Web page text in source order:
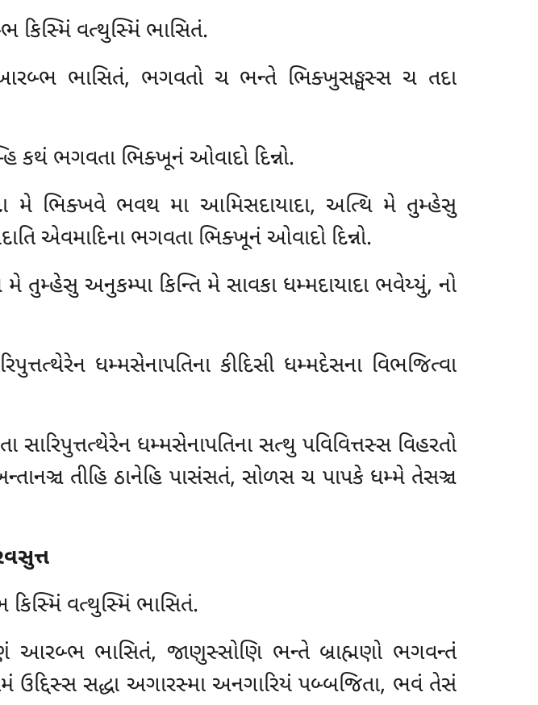
વત્થુસ્મિં ભાસિતં.
ભાસિતં, ભગવતો ચ ભન્તે ભિક્ખુસઙ્ઘસ્સ ચ તદા
કથં ભગવતા ભિક્ખૂનં ઓવાદો દિન્નો.
મે ભિક્ખવે ભવથ મા આમિસદાયાદા, અત્થિ મે તુમ્હેસુ
એવમાદિના ભગવતા ભિક્ખૂનં ઓવાદો દિન્નો.
અનુકમ્પા કિન્તિ મે સાવકા ધમ્મદાયાદા ભવેય્યું, નો
ધમ્મસેનાપતિના કીદિસી ધમ્મદેસના વિભજિત્વા
ધમ્મસેનાપતિના સત્થુ પવિવિત્તસ્સ વિહરતો
તીહિ ઠાનેહિ પાસંસતં, સોળસ ચ પાપકે ધમ્મે તેસઞ્ચ
વત્થુસ્મિં ભાસિતં.
આરબ્ભ ભાસિતં, જાણુસ્સોણિ ભન્તે બ્રાહ્મણો ભગવન્તં
ઉદ્દિસ્સ સદ્ધા અગારસ્મા અનગારિયં પબ્બજિતા, ભવં તેસં